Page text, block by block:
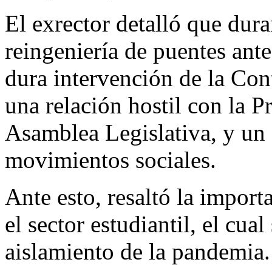
El exrector detalló que
reingeniería de puentes
dura intervención de la
una relación hostil con la
Asamblea Legislativa, y
movimientos sociales.
Ante esto, resaltó la
el sector estudiantil, el
aislamiento de la pandemia.